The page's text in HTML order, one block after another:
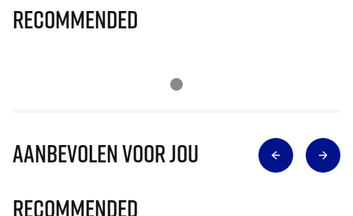
Recommended
Aanbevolen voor jou
Recommended